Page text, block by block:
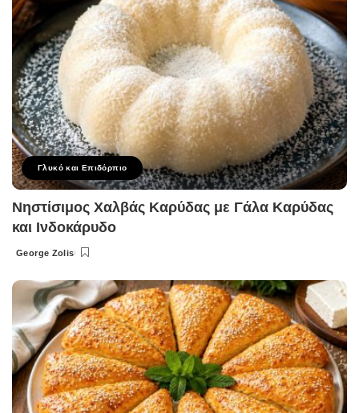
Γλυκό και Επιδόρπιο
Νηστίσιμος Χαλβάς Καρύδας με Γάλα Καρύδας
και Ινδοκάρυδο
Posted
George Zolis